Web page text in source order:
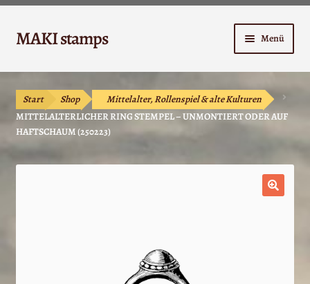
Zur
Navigation
Zum
Inhalt
MAKI stamps Menü
Shop
Warenkorb
Kasse
Start Shop
Mittelalter, Rollenspiel & alte Kulturen
MITTELALTERLICHER RING STEMPEL – UNMONTIERT ODER AUF
HAFTSCHAUM (250223)